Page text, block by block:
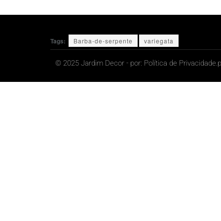
Tags: Barba-de-serpente variegata
© 2025 Jardim Decor - por: Política de Privacidade.